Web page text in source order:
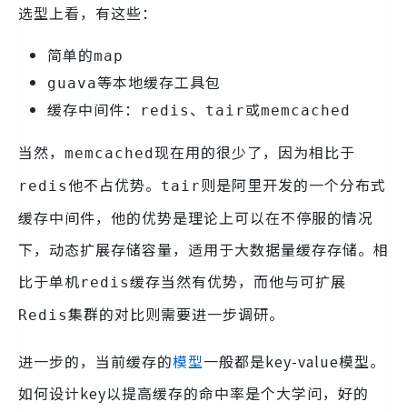
选型上看，有这些：
简单的map
guava等本地缓存工具包
缓存中间件：
redis 、 tair或memcached
当然， memcached现在用的很少了，因为相比于
redis他不占优势。 tair则是阿里开发的一个分布式
缓存中间件，他的优势是理论上可以在不停服的情况
下，动态扩展存储容量，适用于大数据量缓存存储。相
比于单机redis缓存当然有优势，而他与可扩展
Redis集群的对比则需要进一步调研。
进一步的，当前缓存的模型一般都是key-value模型。
如何设计key以提高缓存的命中率是个大学问，好的